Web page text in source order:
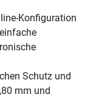
Konfiguration
Schutz und
mm und